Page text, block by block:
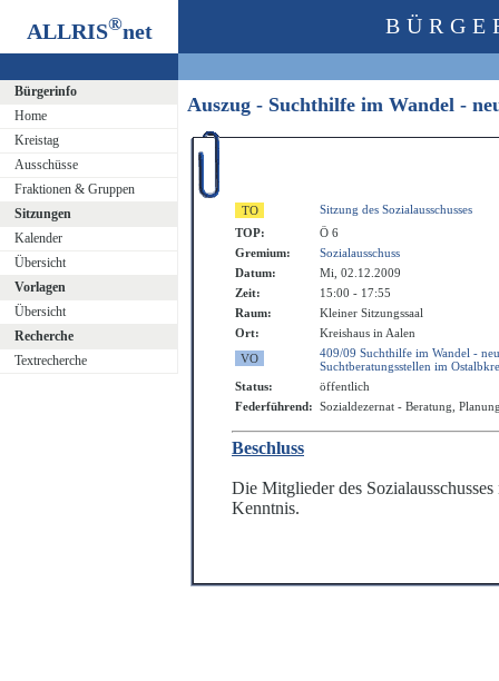
ALLRIS®net
Bürgerinfo
Home
Kreistag
Ausschüsse
Fraktionen & Gruppen
Sitzungen
Kalender
Übersicht
Vorlagen
Übersicht
Recherche
Textrecherche
Auszug - Suchthilfe im Wandel -
Sitzung des Sozialausschusses
TOP:
Ö 6
Gremium:
Sozialausschuss
Datum:
Mi, 02.12.2009
Zeit:
15:00 - 17:55
Raum:
Kleiner Sitzungssaal
Ort:
Kreishaus in Aalen
409/09 Suchthilfe im Wandel -
Suchtberatungsstellen im
Status:
öffentlich
Federführend: Sozialdezernat - Beratung,
Beschluss
Die Mitglieder des
Kenntnis.